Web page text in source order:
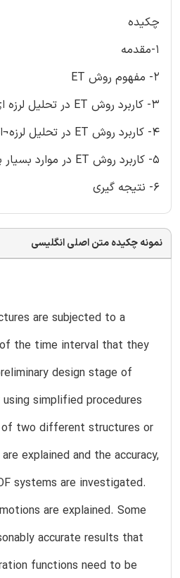
چکیده
1-مقدمه
2- مفهوم روش ET
3- کاربرد روش ET در تحلیل لرزه ای غیر خطی سیستم های SDOF
4- کاربرد روش ET در تحلیل لرزه¬ای غیرخطی سیستم های MDOF
5- کاربرد روش ET در موارد بسیار پیچیده
6- نتیجه گیری
نمونه چکیده متن اصلی انگلیسی
are subjected to a
the time interval that they
design stage of
simplified procedures
of two different structures or
explained and the accuracy,
systems are investigated.
are explained. Some
accurate results that
functions need to be